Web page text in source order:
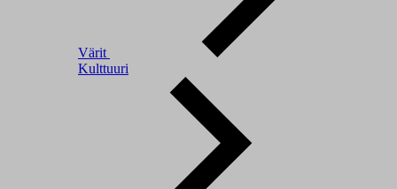
Värit
Kulttuuri